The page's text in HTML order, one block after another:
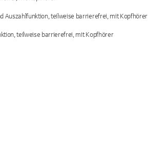
Auszahlfunktion, teilweise barrierefrei, mit Kopfhörer
teilweise barrierefrei, mit Kopfhörer